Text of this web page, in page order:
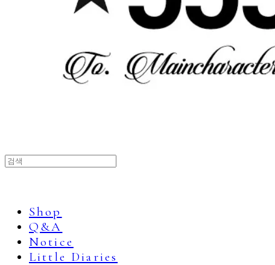
Shop
Q&A
Notice
Little Diaries